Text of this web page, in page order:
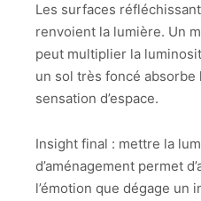
Les surfaces
renvoient la lumière. Un
peut multiplier la
un sol très foncé
sensation d’espace.
Insight final : mettre la
d’aménagement permet
l’émotion que dégage un